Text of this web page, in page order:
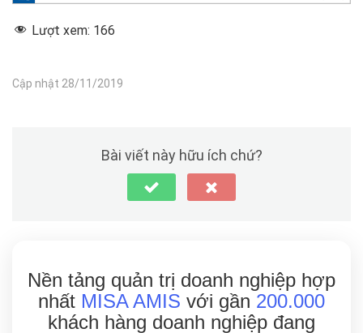
Lượt xem: 166
Cập nhật 28/11/2019
Bài viết này hữu ích chứ?
Nền tảng quản trị doanh nghiệp hợp
nhất MISA AMIS với gần 200.000
khách hàng doanh nghiệp đang